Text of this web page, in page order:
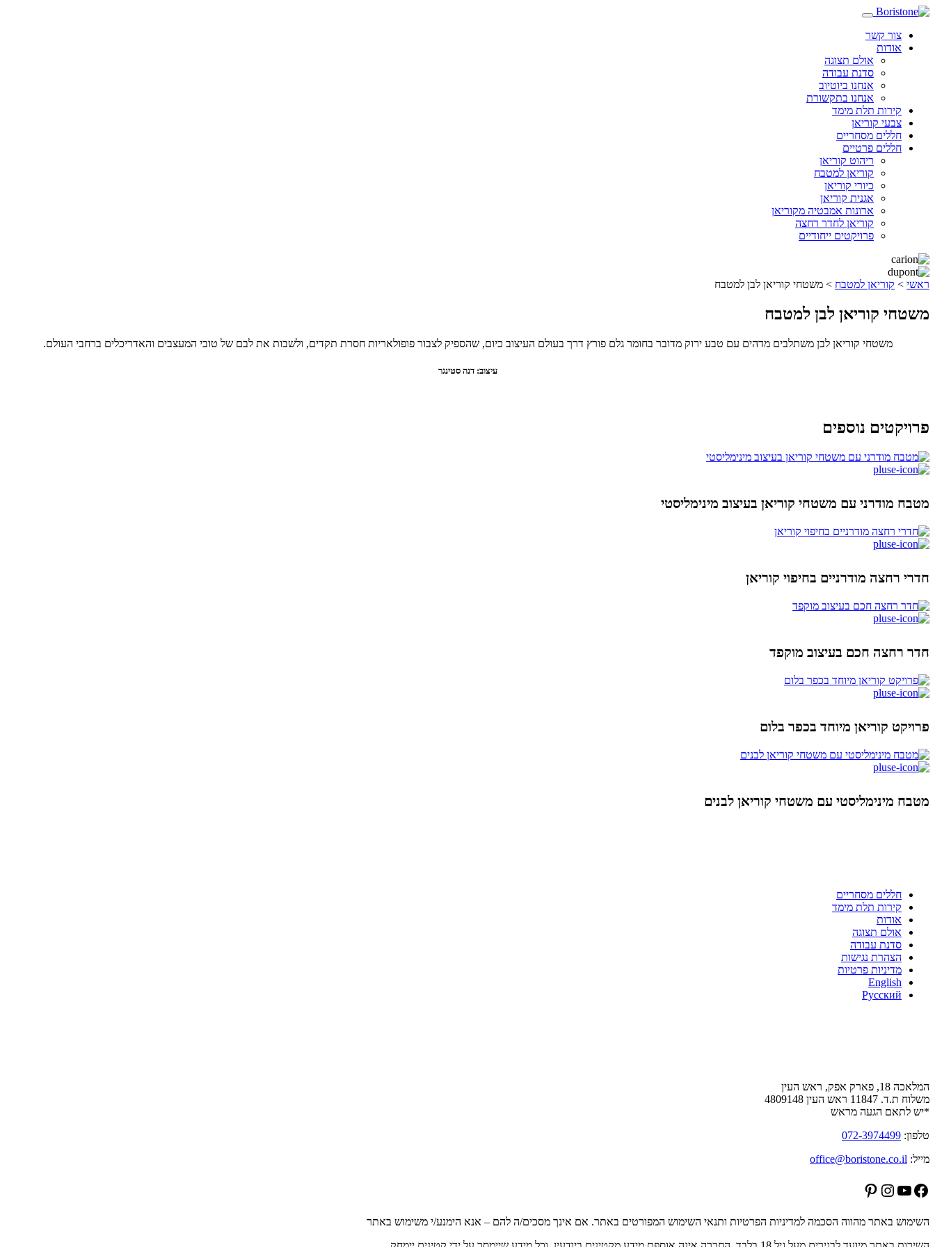
צור קשר
אודות
אולם תצוגה
סדנת עבודה
אנחנו ביוטיוב
אנחנו בתקשורת
קירות תלת מימד
צבעי קוריאן
חללים מסחריים
חללים פרטיים
ריהוט קוריאן
קוריאן למטבח
כיורי קוריאן
אגנית קוריאן
ארונות אמבטיה מקוריאן
קוריאן לחדר רחצה
פרויקטים ייחודיים
ראשי > קוריאן למטבח > משטחי קוריאן לבן למטבח
משטחי קוריאן לבן למטבח
משטחי קוריאן לבן משתלבים מדהים עם טבע ירוק מדובר בחומר גלם פורץ דרך בעולם העיצוב כיום, שהספיק לצבור פופולאריות חסרת תקדים, ולשבות את לבם של טובי המעצבים והאדריכלים ברחבי העולם.
עיצוב: דנה סטינגר
פרויקטים נוספים
מטבח מודרני עם משטחי קוריאן בעיצוב מינימליסטי
חדרי רחצה מודרניים בחיפוי קוריאן
חדר רחצה חכם בעיצוב מוקפד
פרויקט קוריאן מיוחד בכפר בלום
מטבח מינימליסטי עם משטחי קוריאן לבנים
חללים מסחריים
קירות תלת מימד
אודות
אולם תצוגה
סדנת עבודה
הצהרת נגישות
מדיניות פרטיות
English
Русский
המלאכה 18, פארק אפק, ראש העין
משלוח ת.ד. 11847 ראש העין 4809148
*יש לתאם הגעה מראש
טלפון: 072-3974499
מייל: office@boristone.co.il
Facebook
YouTube
Instagram
Pinterest
השימוש באתר מהווה הסכמה למדיניות הפרטיות ותנאי השימוש המפורטים באתר. אם אינך מסכים/ה להם – אנא הימנע/י משימוש באתר